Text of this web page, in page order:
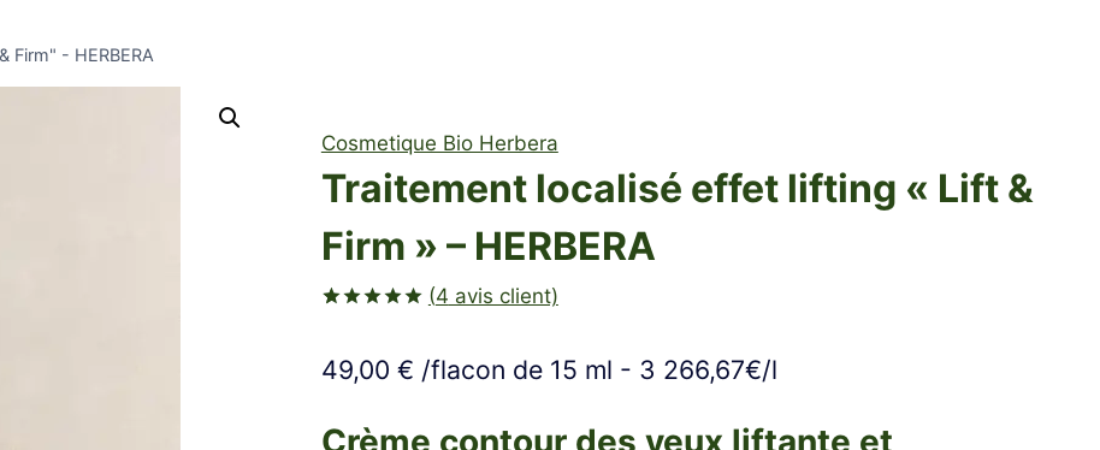
Firm" - HERBERA
Cosmetique Bio Herbera
Traitement localisé effet lifting « Lift &
Firm » – HERBERA
sur
notations
(4 avis client)
49,00 € /flacon de 15 ml - 3 266,67€/l
Crème contour des yeux liftante et